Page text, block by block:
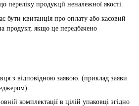
переліку продукції неналежної якості.
бути квитанція про оплату або касовий
продукт, якщо це передбачено
з відповідною заявою. (приклад заяви
комплектації в цілій упаковці згідно